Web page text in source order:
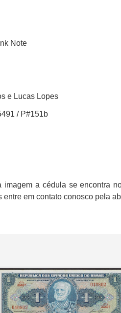
Note
e Lucas Lopes
/ P#151b
imagem a cédula se encontra
em contato conosco pela